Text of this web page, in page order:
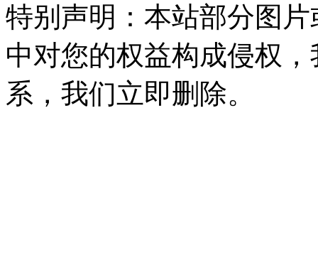
特别声明：本站部分图
中对您的权益构成侵权
系，我们立即删除。